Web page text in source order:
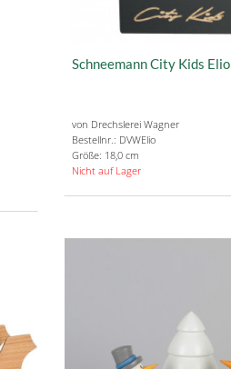
Schneemann City Kids Elio
von Drechslerei Wagner
Bestellnr.: DVWElio
Größe: 18,0 cm
Nicht auf Lager